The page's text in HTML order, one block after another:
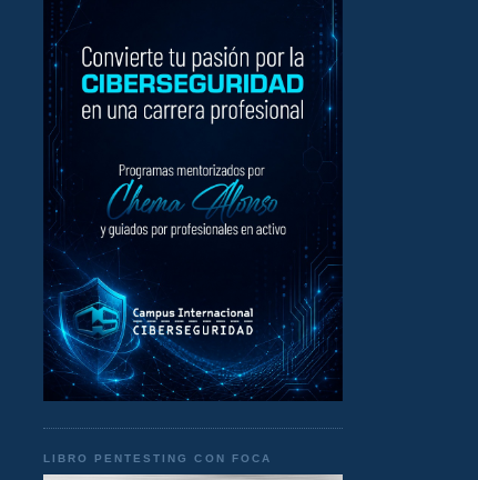
LIBRO PENTESTING CON FOCA